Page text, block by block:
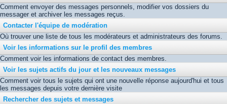
Comment envoyer des messages personnels, modifier vos dossiers du
messager et archiver les messages reçus.
Contacter l'équipe de modération
Où trouver une liste de tous les modérateurs et administrateurs des forums.
Voir les informations sur le profil des membres
Comment voir les informations de contact des membres.
Voir les sujets actifs du jour et les nouveaux messages
Comment voir tous le sujets qui ont une nouvelle réponse aujourd'hui et tous
les messages depuis votre dernière visite
Rechercher des sujets et messages